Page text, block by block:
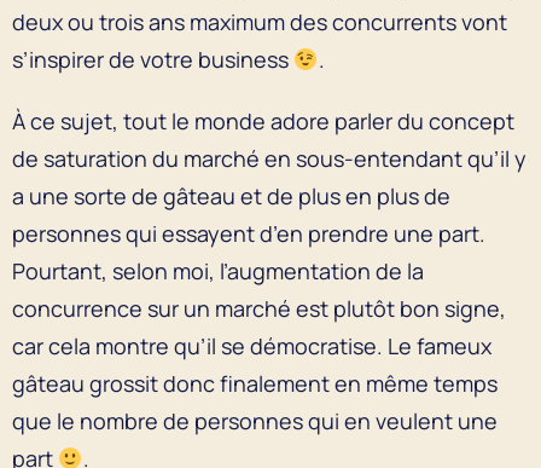
deux ou trois ans maximum des concurrents vont
s’inspirer de votre business
.
À ce sujet, tout le monde adore parler du concept
de saturation du marché en sous-entendant qu’il y
a une sorte de gâteau et de plus en plus de
personnes qui essayent d’en prendre une part.
Pourtant, selon moi, l’augmentation de la
concurrence sur un marché est plutôt bon signe,
car cela montre qu’il se démocratise. Le fameux
gâteau grossit donc finalement en même temps
que le nombre de personnes qui en veulent une
part
.